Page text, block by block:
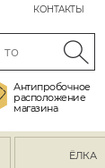
КОНТАКТЫ
Антипробочное
расположение
магазина
ЁЛКА